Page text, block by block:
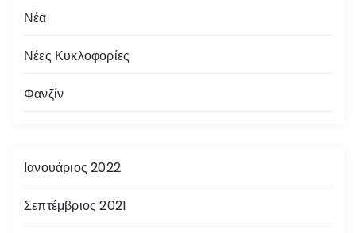
Νέα
Νέες Κυκλοφορίες
Φανζίν
Ιανουάριος 2022
Σεπτέμβριος 2021